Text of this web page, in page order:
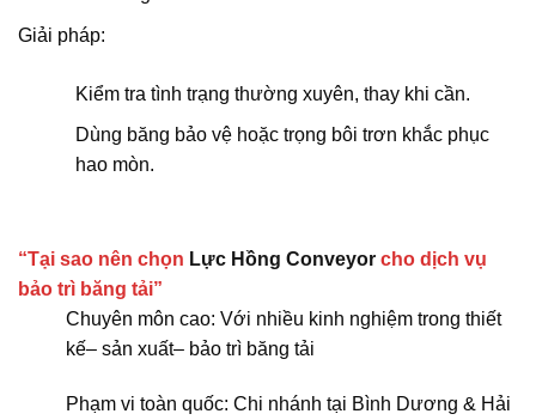
Giải pháp:
Kiểm tra tình trạng thường xuyên, thay khi cần.
Dùng băng bảo vệ hoặc trọng bôi trơn khắc phục
hao mòn.
“Tại sao nên chọn Lực Hồng Conveyor cho dịch vụ
bảo trì băng tải”
Chuyên môn cao: Với nhiều kinh nghiệm trong thiết
kế– sản xuất– bảo trì băng tải
Phạm vi toàn quốc: Chi nhánh tại Bình Dương & Hải